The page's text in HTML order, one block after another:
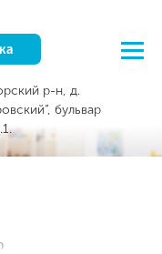
р-н, д.
бульвар